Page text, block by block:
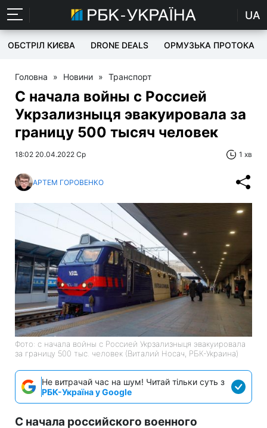
UA
ОБСТРІЛ КИЄВА DRONE DEALS ОРМУЗЬКА ПРОТОКА
Головна » Новини » Транспорт
С начала войны с Россией
Укрзализныця эвакуировала за
границу 500 тысяч человек
18:02 20.04.2022 Ср 1 хв
АРТЕМ ГОРОВЕНКО
Фото: с начала войны с Россией Укрзализныця эвакуировала
за границу 500 тыс. человек (Виталий Носач, РБК-Украина)
Не витрачай час на шум! Читай тільки суть з
РБК-Україна у Google
С начала российского военного